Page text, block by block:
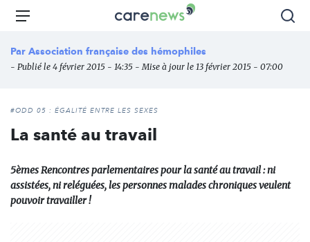
Aller
principal
Carenews,
média
des
l'engagement
Menu
Par Association française des hémophiles
- Publié le 4 février 2015 - 14:35 - Mise à jour le 13 février 2015 - 07:00
#ODD 05 : ÉGALITÉ ENTRE LES SEXES
La santé au travail
5èmes Rencontres parlementaires pour la santé au travail : ni
assistées, ni reléguées, les personnes malades chroniques veulent
pouvoir travailler !